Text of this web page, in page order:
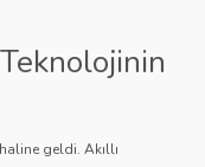
geldi. Akıllı